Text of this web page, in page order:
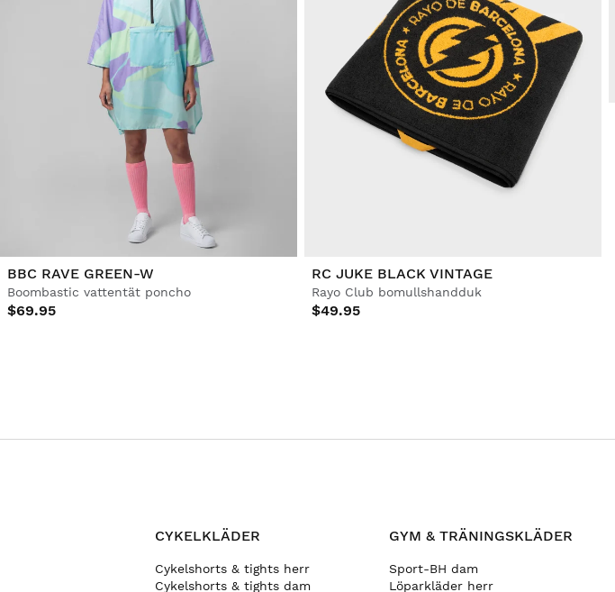
BBC RAVE GREEN-W
Boombastic vattentät poncho
$69.95
RC JUKE BLACK VINTAGE
Rayo Club bomullshandduk
$49.95
CYKELKLÄDER
Cykelshorts & tights herr
Cykelshorts & tights dam
GYM & TRÄNINGSKLÄDER
Sport-BH dam
Löparkläder herr